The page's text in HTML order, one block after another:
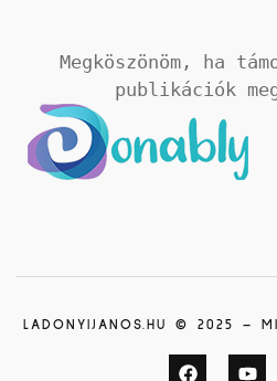
Megköszönöm, ha
publikációk
LADONYIJANOS.HU © 2025 –